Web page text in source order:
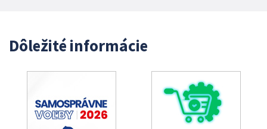
Dôležité informácie